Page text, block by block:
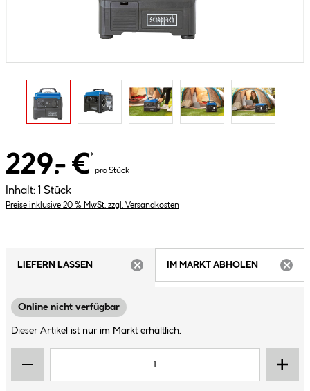
229.- €*
pro Stück
Inhalt: 1 Stück
Preise inklusive 20 % MwSt. zzgl. Versandkosten
LIEFERN LASSEN
IM MARKT ABHOLEN
Online nicht verfügbar
Dieser Artikel ist nur im Markt erhältlich.